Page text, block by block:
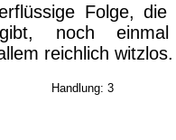
Folge, die
noch
reichlich witzlos.
Handlung: 3